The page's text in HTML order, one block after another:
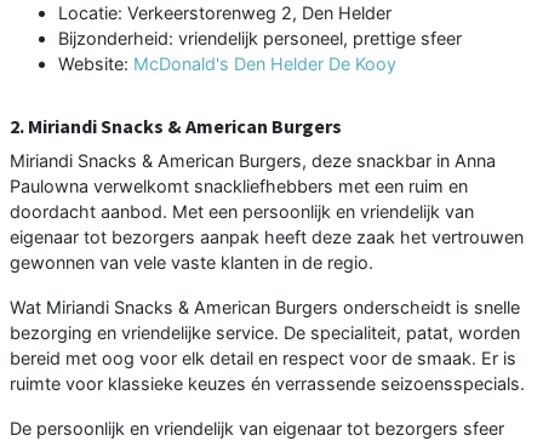
Locatie: Verkeerstorenweg 2, Den Helder
Bijzonderheid: vriendelijk personeel, prettige sfeer
Website: McDonald's Den Helder De Kooy
2. Miriandi Snacks & American Burgers
Miriandi Snacks & American Burgers, deze snackbar in Anna
Paulowna verwelkomt snackliefhebbers met een ruim en
doordacht aanbod. Met een persoonlijk en vriendelijk van
eigenaar tot bezorgers aanpak heeft deze zaak het vertrouwen
gewonnen van vele vaste klanten in de regio.
Wat Miriandi Snacks & American Burgers onderscheidt is snelle
bezorging en vriendelijke service. De specialiteit, patat, worden
bereid met oog voor elk detail en respect voor de smaak. Er is
ruimte voor klassieke keuzes én verrassende seizoensspecials.
De persoonlijk en vriendelijk van eigenaar tot bezorgers sfeer